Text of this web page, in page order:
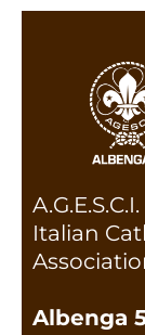
A.G.E.S.C.I.
Italian
Albenga